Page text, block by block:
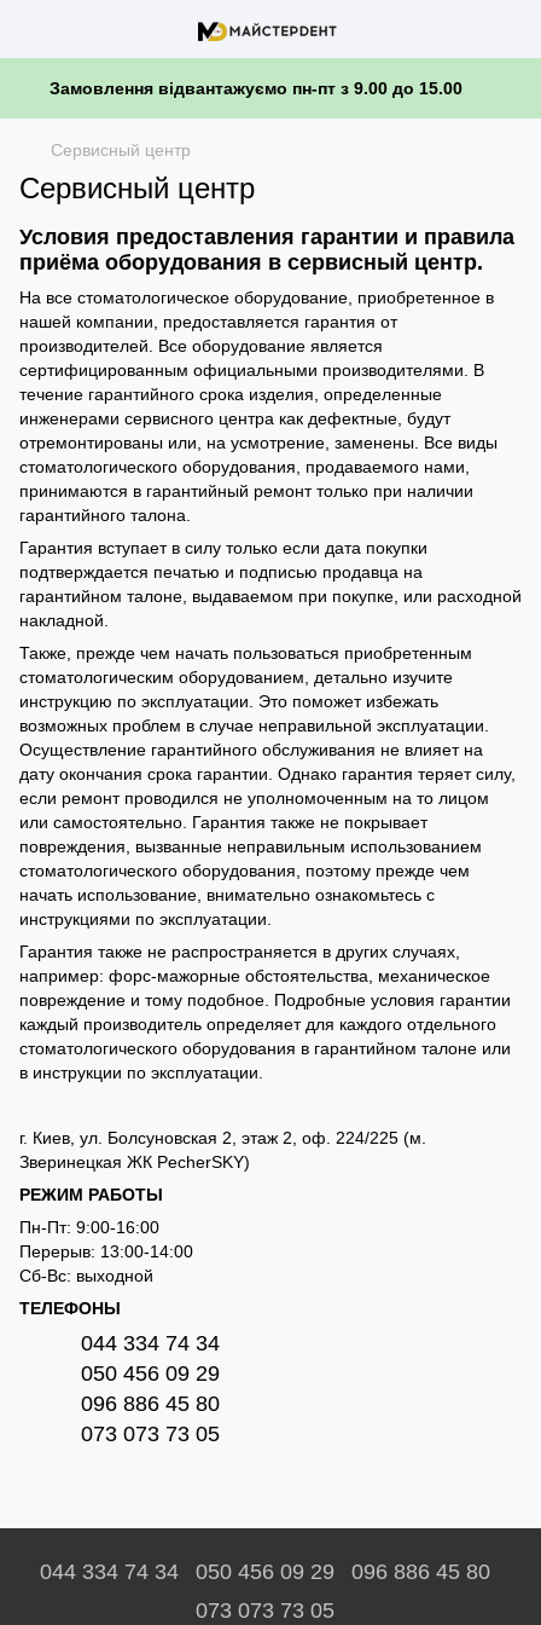
Замовлення відвантажуємо пн-пт з 9.00 до 15.00
Сервисный центр
Сервисный центр
Условия предоставления гарантии и правила
приёма оборудования в сервисный центр.
На все стоматологическое оборудование, приобретенное в
нашей компании, предоставляется гарантия от
производителей. Все оборудование является
сертифицированным официальными производителями. В
течение гарантийного срока изделия, определенные
инженерами сервисного центра как дефектные, будут
отремонтированы или, на усмотрение, заменены. Все виды
стоматологического оборудования, продаваемого нами,
принимаются в гарантийный ремонт только при наличии
гарантийного талона.
Гарантия вступает в силу только если дата покупки
подтверждается печатью и подписью продавца на
гарантийном талоне, выдаваемом при покупке, или расходной
накладной.
Также, прежде чем начать пользоваться приобретенным
стоматологическим оборудованием, детально изучите
инструкцию по эксплуатации. Это поможет избежать
возможных проблем в случае неправильной эксплуатации.
Осуществление гарантийного обслуживания не влияет на
дату окончания срока гарантии. Однако гарантия теряет силу,
если ремонт проводился не уполномоченным на то лицом
или самостоятельно. Гарантия также не покрывает
повреждения, вызванные неправильным использованием
стоматологического оборудования, поэтому прежде чем
начать использование, внимательно ознакомьтесь с
инструкциями по эксплуатации.
Гарантия также не распространяется в других случаях,
например: форс-мажорные обстоятельства, механическое
повреждение и тому подобное. Подробные условия гарантии
каждый производитель определяет для каждого отдельного
стоматологического оборудования в гарантийном талоне или
в инструкции по эксплуатации.
г. Киев, ул. Болсуновская 2, этаж 2, оф. 224/225 (м.
Зверинецкая ЖК PecherSKY)
РЕЖИМ РАБОТЫ
Пн-Пт: 9:00-16:00
Перерыв: 13:00-14:00
Сб-Вс: выходной
ТЕЛЕФОНЫ
044 334 74 34
050 456 09 29
096 886 45 80
073 073 73 05
044 334 74 34 050 456 09 29
096 886 45 80
073 073 73 05